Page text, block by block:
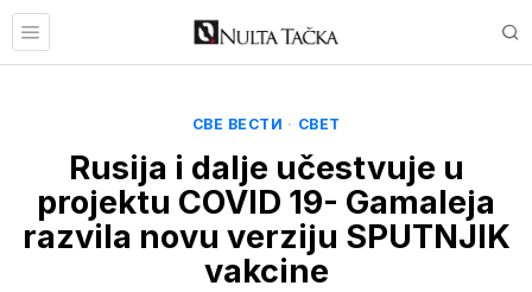
СВЕ ВЕСТИ · СВЕТ
Rusija i dalje učestvuje u
projektu COVID 19- Gamaleja
razvila novu verziju SPUTNJIK
vakcine